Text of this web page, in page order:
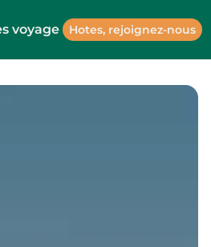
voyage Hotes, rejoignez-nous